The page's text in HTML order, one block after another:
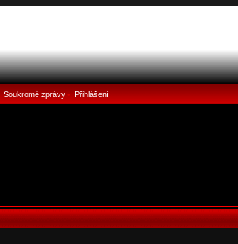
Soukromé zprávy• Přihlášení